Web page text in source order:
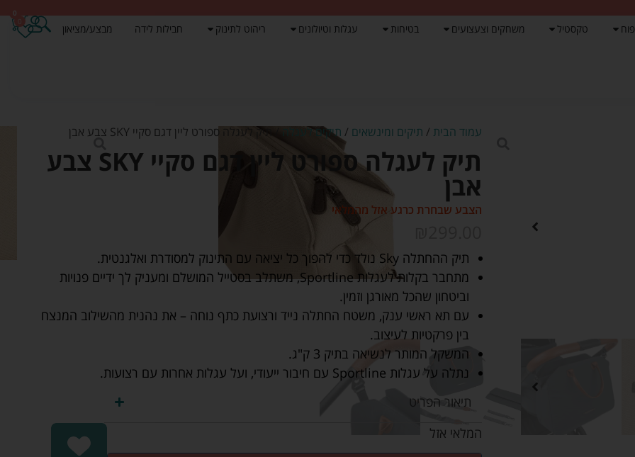
טקסטיל משחקים וצעצועים בטיחות עגלות וטיולונים ריהוט לתינוק חבילות לידה מבצע/מציאון
0
עמוד הבית / תיקים ומינשאים / תיקים לעגלה / תיק לעגלה ספורט ליין דגם סקיי SKY צבע אבן
תיק לעגלה ספורט ליין דגם סקיי SKY צבע
אבן
הצבע שבחרת כרגע אזל מהמלאי
תיק ההחתלה Sky נולד כדי להפוך כל יציאה עם התינוק למסודרת ואלגנטית.
מתחבר בקלות לעגלות Sportline, משתלב בסטייל המושלם ומעניק לך ידיים פנויות
וביטחון שהכל מאורגן וזמין.
עם תא ראשי ענק, משטח החתלה נייד ורצועת כתף נוחה – את נהנית מהשילוב המנצח
בין פרקטיות לעיצוב.
המשקל המותר לנשיאה בתיק 3 ק"ג.
נתלה על עגלות Sportline עם חיבור ייעודי, ועל עגלות אחרות עם רצועות.
תיאור הפריט
המלאי אזל